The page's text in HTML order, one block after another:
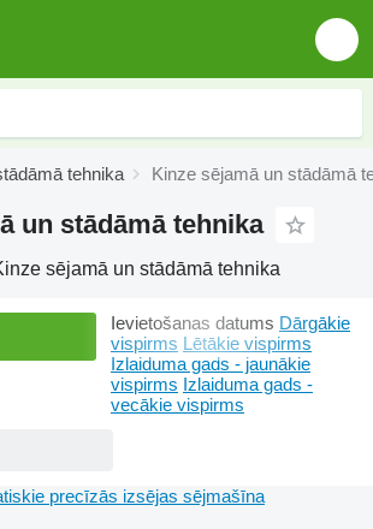
tehnika Kinze sējamā un stādāmā
un stādāmā tehnika
sējamā un stādāmā tehnika
Ievietošanas datums Dārgākie
vispirms Lētākie vispirms
Izlaiduma gads - jaunākie
vispirms Izlaiduma gads -
vecākie vispirms